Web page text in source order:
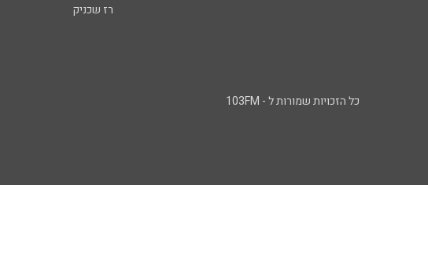
רז שכניק
כל הזכויות שמורות ל - 103FM